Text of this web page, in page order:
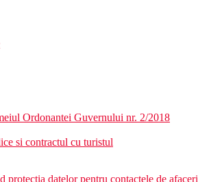
Ordonantei Guvernului nr. 2/2018
si contractul cu turistul
protectia datelor pentru contactele de afaceri